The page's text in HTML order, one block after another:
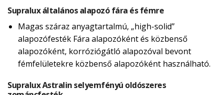
Supralux általános alapozó fára és fémre
Magas száraz anyagtartalmú, „high-solid”
alapozófesték Fára alapozóként és közbenső
alapozóként, korróziógátló alapozóval bevont
fémfelületekre közbenső alapozóként használható.
Supralux Astralin selyemfényú oldószeres